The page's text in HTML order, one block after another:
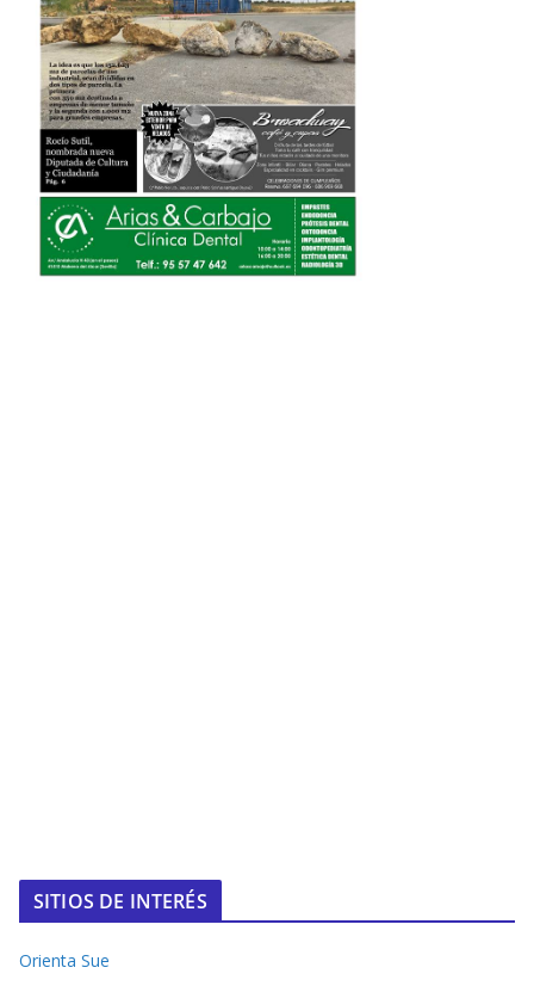
SITIOS DE INTERÉS
Orienta Sue